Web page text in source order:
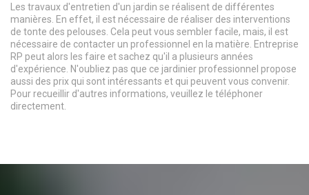
Les travaux d'entretien d'un jardin se réalisent de différentes
manières. En effet, il est nécessaire de réaliser des interventions
de tonte des pelouses. Cela peut vous sembler facile, mais, il est
nécessaire de contacter un professionnel en la matière. Entreprise
RP peut alors les faire et sachez qu'il a plusieurs années
d'expérience. N'oubliez pas que ce jardinier professionnel propose
aussi des prix qui sont intéressants et qui peuvent vous convenir.
Pour recueillir d'autres informations, veuillez le téléphoner
directement.